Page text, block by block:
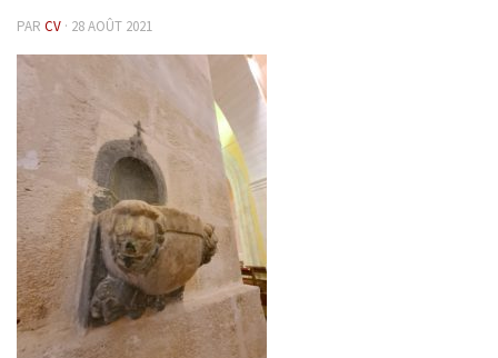
PAR CV · 28 AOÛT 2021